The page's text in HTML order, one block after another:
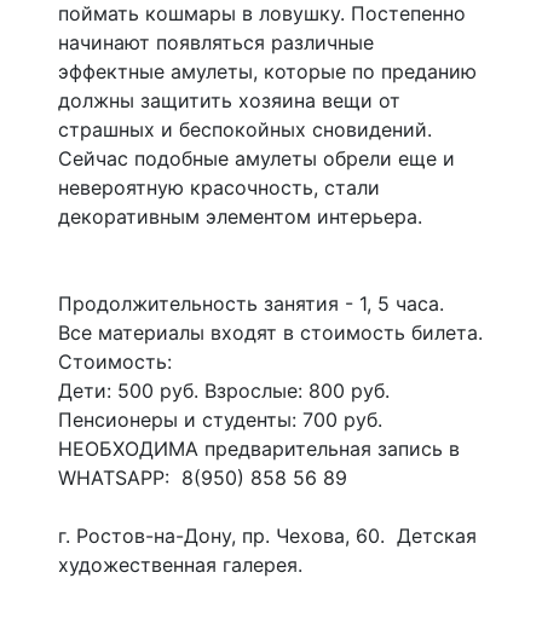
поймать кошмары в ловушку. Постепенно
начинают появляться различные
эффектные амулеты, которые по преданию
должны защитить хозяина вещи от
страшных и беспокойных сновидений.
Сейчас подобные амулеты обрели еще и
невероятную красочность, стали
декоративным элементом интерьера.
Продолжительность занятия - 1, 5 часа.
Все материалы входят в стоимость билета.
Стоимость:
Дети: 500 руб. Взрослые: 800 руб.
Пенсионеры и студенты: 700 руб.
НЕОБХОДИМА предварительная запись в
WHATSAPP: 8(950) 858 56 89
г. Ростов-на-Дону, пр. Чехова, 60. Детская
художественная галерея.